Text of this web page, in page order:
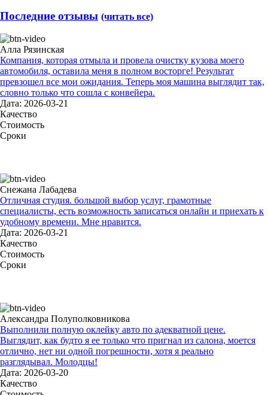
Последние отзывы (читать все)
Алла Рязинская
Компания, которая отмыла и провела очистку кузова моего
автомобиля, оставила меня в полном восторге! Результат
превзошел все мои ожидания. Теперь моя машина выглядит так,
словно только что сошла с конвейера.
Дата: 2026-03-21
Качество
Стоимость
Сроки
Снежана Лабадева
Отличная студия. большой выбор услуг, грамотные
специалисты, есть возможность записаться онлайн и приехать к
удобному времени. Мне нравится.
Дата: 2026-03-21
Качество
Стоимость
Сроки
Александра Полуполковникова
Выполнили полную оклейку авто по адекватной цене.
Выглядит, как будто я ее только что пригнал из салона, моется
отлично, нет ни одной погрешности, хотя я реально
разглядывал. Молодцы!
Дата: 2026-03-20
Качество